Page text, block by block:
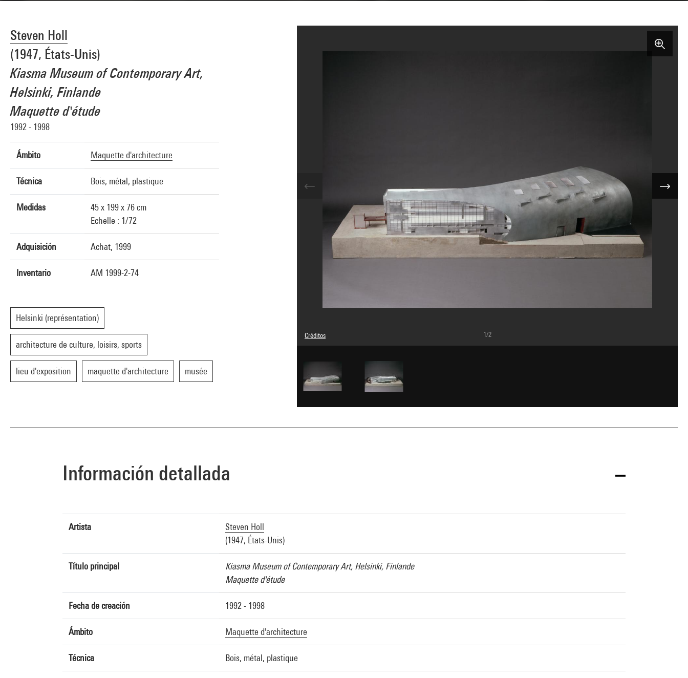
Steven Holl
(1947, États-Unis)
Kiasma Museum of Contemporary Art,
Helsinki, Finlande
Maquette d'étude
1992 - 1998
Ámbito Maquette d'architecture
Técnica Bois, métal, plastique
Medidas
45 x 199 x 76 cm
Echelle : 1/72
Adquisición Achat, 1999
Inventario AM 1999-2-74
Helsinki (représentation)
architecture de culture, loisirs, sports
lieu d'exposition maquette d'architecture musée
Créditos
© droits réservés
1/2
Información detallada
Artista
Steven Holl
(1947, États-Unis)
Título principal
Kiasma Museum of Contemporary Art, Helsinki, Finlande
Maquette d'étude
Fecha de creación 1992 - 1998
Ámbito Maquette d'architecture
Técnica Bois, métal, plastique